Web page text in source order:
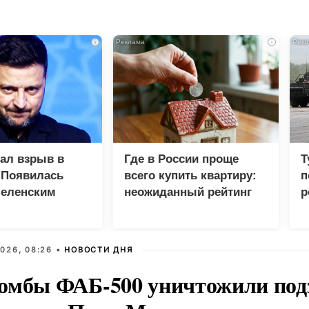
i
взрыв в
i
Где в России проще
всего купить квартиру:
неожиданный рейтинг
08:26 • НОВОСТИ ДНЯ
ФАБ-500 уничтожили